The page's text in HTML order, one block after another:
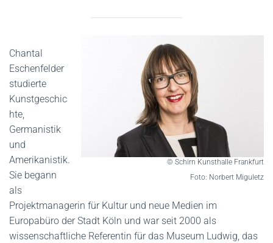
© Schirn Kunsthalle Frankfurt
Foto: Norbert Miguletz
Chantal
Eschenfelder
studierte
Kunstgeschic
hte,
Germanistik
und
Amerikanistik.
Sie begann
als
Projektmanagerin für Kultur und neue Medien im
Europabüro der Stadt Köln und war seit 2000 als
wissenschaftliche Referentin für das Museum Ludwig, das